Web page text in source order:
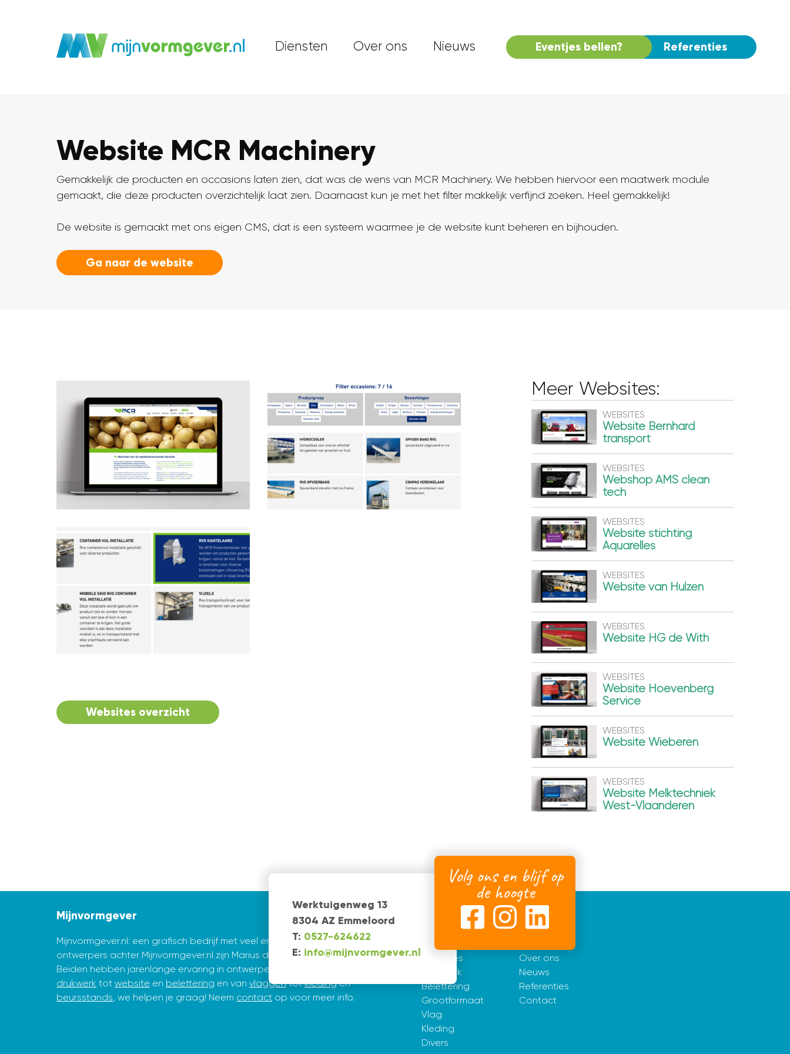
Diensten Over ons Nieuws Eventjes bellen? Referenties
Website MCR Machinery
Gemakkelijk de producten en occasions laten zien, dat was de wens van MCR Machinery. We hebben hiervoor een maatwerk module
gemaakt, die deze producten overzichtelijk laat zien. Daarnaast kun je met het filter makkelijk verfijnd zoeken. Heel gemakkelijk!
De website is gemaakt met ons eigen CMS, dat is een systeem waarmee je de website kunt beheren en bijhouden.
Ga naar de website
Websites overzicht
Meer Websites:
WEBSITES
Website Bernhard
transport
WEBSITES
Webshop AMS clean
tech
WEBSITES
Website stichting
Aquarelles
WEBSITES
Website van Hulzen
WEBSITES
Website HG de With
WEBSITES
Website Hoevenberg
Service
WEBSITES
Website Wieberen
WEBSITES
Website Melktechniek
West-Vlaanderen
Werktuigenweg 13
8304 AZ Emmeloord
T: 0527-624622
E: info@mijnvormgever.nl
Volg ons en blijf op
de hoogte
Mijnvormgever
Mijnvormgever.nl: een grafisch bedrijf met veel ervaring. De creatieve
ontwerpers achter Mijnvormgever.nl zijn Marius de Vries en Erik Tijsma.
Beiden hebben jarenlange ervaring in ontwerpen en vormgeven. Van
drukwerk tot website en belettering en van vlaggentotkledingen
beursstands, we helpen je graag! Neem contact op voor meer info.
Diensten
Huisstijl
Websites
Drukwerk
Belettering
Grootformaat
Vlag
Kleding
Divers
Informatie
Over ons
Nieuws
Referenties
Contact